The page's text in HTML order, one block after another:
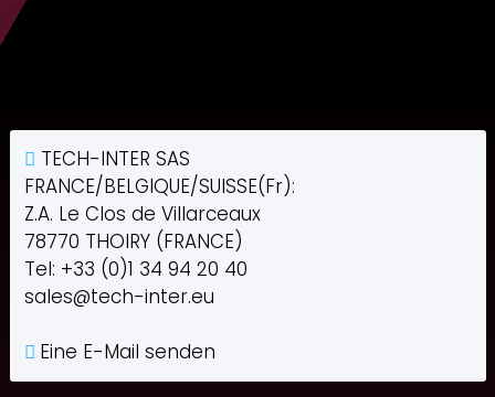
TECH-INTER SAS
FRANCE/BELGIQUE/SUISSE(Fr):
Z.A. Le Clos de Villarceaux
78770 THOIRY (FRANCE)
Tel: +33 (0)1 34 94 20 40
sales@tech-inter.eu
Eine E-Mail senden